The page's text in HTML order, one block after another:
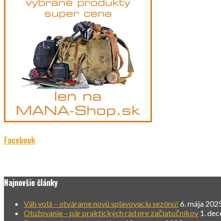
Facebook
Najnovšie články
Váh volá – otvárame novú splavovaciu sezónu! 6. mája
Otužovanie – pár praktických rád pre začiatočníkov 1.